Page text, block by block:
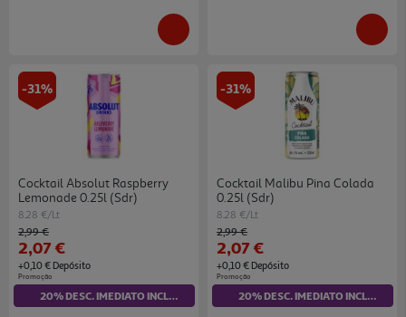
-31%
Cocktail Absolut Raspberry
Lemonade 0.25l (sdr)
8.28 €/Lt
Price reduced from
2,99 €to
2,07 €
+0,10 € Depósito
Promoção
20% DESC. IMEDIATO INCLUÍDO
-31%
Cocktail Malibu Pina Colada
0.25l (sdr)
8.28 €/Lt
Price reduced from
2,99 €to
2,07 €
+0,10 € Depósito
Promoção
20% DESC. IMEDIATO INCLUÍDO